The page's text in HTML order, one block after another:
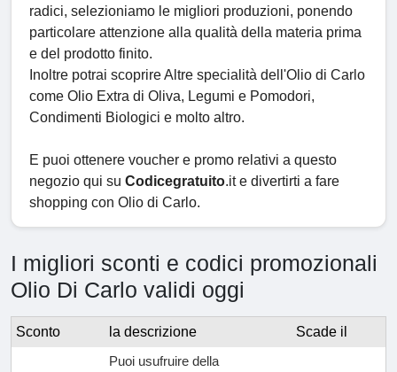
radici, selezioniamo le migliori produzioni, ponendo
particolare attenzione alla qualità della materia prima
e del prodotto finito.
Inoltre potrai scoprire Altre specialità dell'Olio di Carlo
come Olio Extra di Oliva, Legumi e Pomodori,
Condimenti Biologici e molto altro.
E puoi ottenere voucher e promo relativi a questo
negozio qui su Codicegratuito.it e divertirti a fare
shopping con Olio di Carlo.
I migliori sconti e codici promozionali
Olio Di Carlo validi oggi
Sconto la descrizione Scade il
Puoi usufruire della